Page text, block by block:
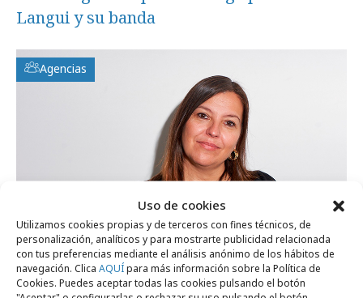
Uso de cookies
Utilizamos cookies propias y de terceros con fines técnicos, de
personalización, analíticos y para mostrarte publicidad relacionada
con tus preferencias mediante el análisis anónimo de los hábitos de
navegación. Clica AQUÍpara más información sobre la Política de
Cookies. Puedes aceptar todas las cookies pulsando el botón
Langui y su banda
Agencias